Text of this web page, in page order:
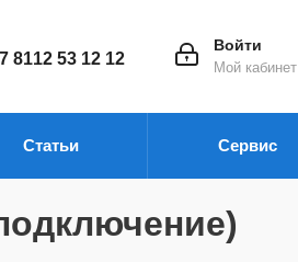
Войти
Мой кабинет
8112 53 12 12
Статьи Сервис